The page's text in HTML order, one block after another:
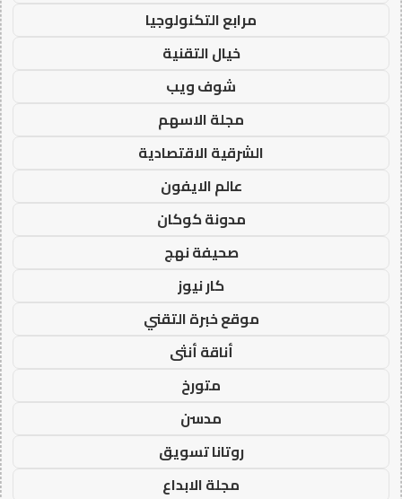
مرابع التكنولوجيا
خيال التقنية
شوف ويب
مجلة الاسهم
الشرقية الاقتصادية
عالم الايفون
مدونة كوكان
صحيفة نهج
كار نيوز
موقع خبرة التقني
أناقة أنثى
متورخ
مدسن
روتانا تسويق
مجلة الابداع